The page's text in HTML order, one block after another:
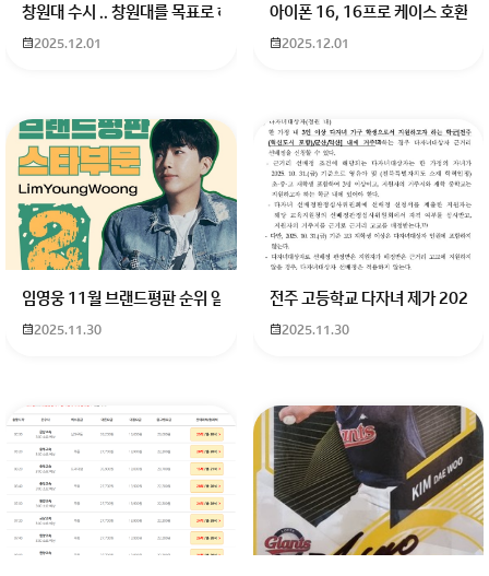
창원대 수시 .. 창원대를 목표로 하고 있는 09년생입니다 지금 제 내신이 5
2025.12.01
아이폰 16, 16프로 케이스 호환
2025.12.01
임영웅 11월 브랜드평판 순위 알고싶어요 임영웅 11월 브랜드평판에서
2025.11.30
전주 고등학교 다자녀 제가 2027
2025.11.30